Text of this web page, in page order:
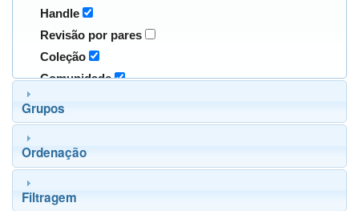
Handle
Revisão por pares
Coleção
Comunidade
Grupos
Ordenação
Filtragem